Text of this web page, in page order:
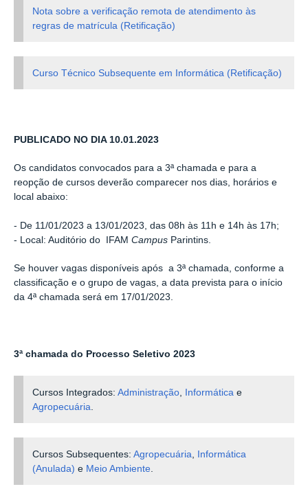
Nota sobre a verificação remota de atendimento às
regras de matrícula (Retificação)
Curso Técnico Subsequente em Informática (Retificação)
PUBLICADO NO DIA 10.01.2023
Os candidatos convocados para a 3ª chamada e para a
reopção de cursos deverão comparecer nos dias, horários e
local abaixo:
- De 11/01/2023 a 13/01/2023, das 08h às 11h e 14h às 17h;
- Local: Auditório do IFAM Campus Parintins.
Se houver vagas disponíveis após a 3ª chamada, conforme a
classificação e o grupo de vagas, a data prevista para o início
da 4ª chamada será em 17/01/2023.
3ª chamada do Processo Seletivo 2023
Cursos Integrados:Administração Informática e
Agropecuária
Cursos Subsequentes:Agropecuária
Informática
(Anulada) e Meio Ambiente